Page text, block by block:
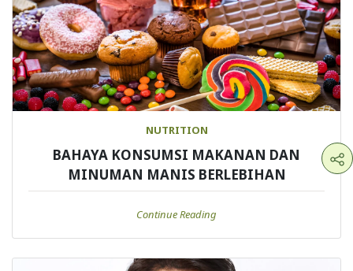
NUTRITION
BAHAYA KONSUMSI MAKANAN DAN
MINUMAN MANIS BERLEBIHAN
Continue Reading